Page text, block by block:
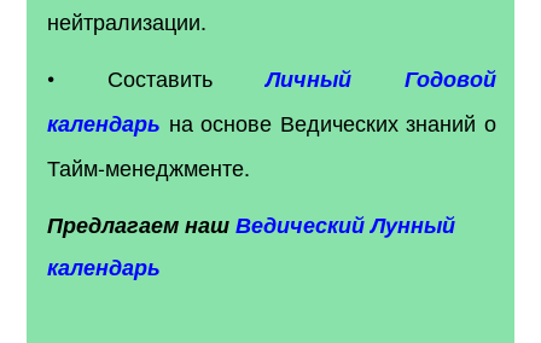
нейтрализации.
• СоставитьЛичный Годовой
календарь на основе Ведических знаний о
Тайм-менеджменте.
Предлагаем нашВедический Лунный
календарь